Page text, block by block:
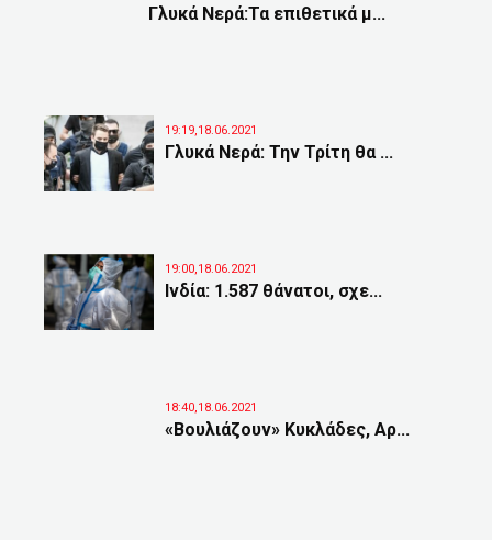
Γλυκά Νερά:Τα επιθετικά μ...
19:19,18.06.2021
Γλυκά Νερά: Την Τρίτη θα ...
19:00,18.06.2021
Ινδία: 1.587 θάνατοι, σχε...
18:40,18.06.2021
«Βουλιάζουν» Κυκλάδες, Αρ...